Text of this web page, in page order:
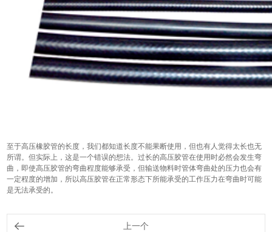
至于高压橡胶管的长度，我们都知道长度不能果断使用，但也有人觉得太长也无
所谓。但实际上，这是一个错误的想法。过长的高压胶管在使用时必然会发生弯
曲，即使高压胶管的弯曲程度能够承受，但输送物料时管体弯曲处的压力也会有
一定程度的增加，所以高压胶管在正常形态下所能承受的工作压力在弯曲时可能
是无法承受的。
上一个